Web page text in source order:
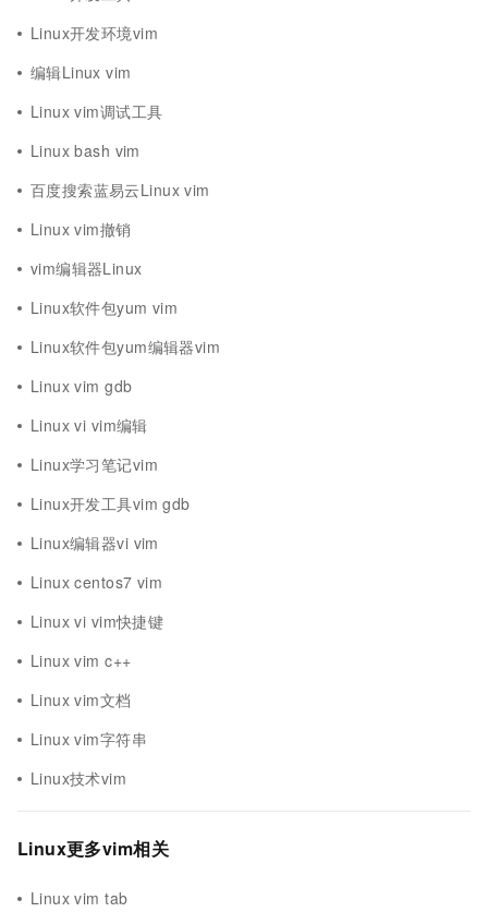
Linux开发环境vim
编辑Linux vim
Linux vim调试工具
Linux bash vim
百度搜索蓝易云Linux vim
Linux vim撤销
vim编辑器Linux
Linux软件包yum vim
Linux软件包yum编辑器vim
Linux vim gdb
Linux vi vim编辑
Linux学习笔记vim
Linux开发工具vim gdb
Linux编辑器vi vim
Linux centos7 vim
Linux vi vim快捷键
Linux vim c++
Linux vim文档
Linux vim字符串
Linux技术vim
Linux更多vim相关
Linux vim tab